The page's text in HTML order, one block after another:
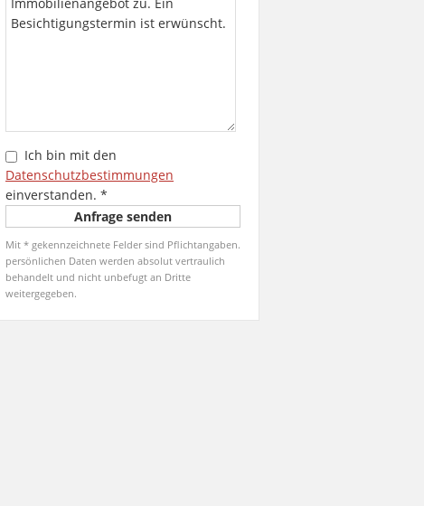
Ich bin mit den
Datenschutzbestimmungen
einverstanden. *
Mit * gekennzeichnete Felder sind Pflichtangaben.
persönlichen Daten werden absolut vertraulich
behandelt und nicht unbefugt an Dritte
weitergegeben.